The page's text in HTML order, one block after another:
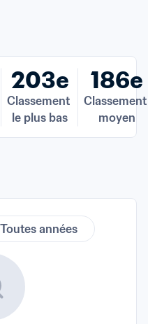
203e
Classement
le plus bas
186e
Classement
moyen
Toutes années